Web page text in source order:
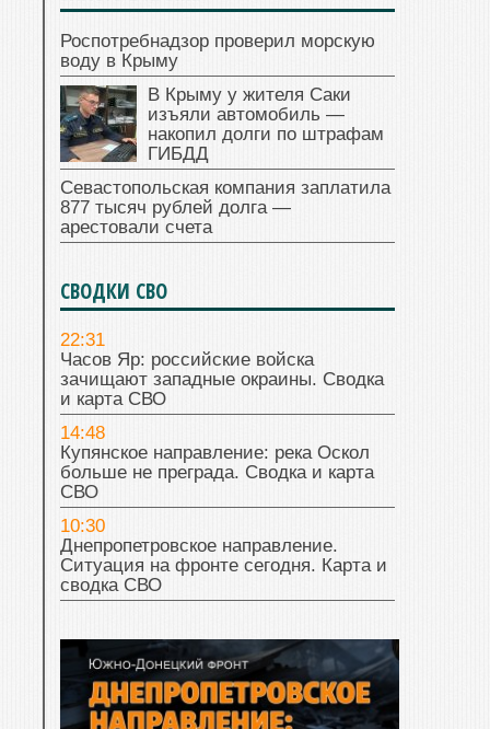
Роспотребнадзор проверил морскую
воду в Крыму
В Крыму у жителя Саки
изъяли автомобиль —
накопил долги по штрафам
ГИБДД
Севастопольская компания заплатила
877 тысяч рублей долга —
арестовали счета
СВОДКИ СВО
22:31
Часов Яр: российские войска
зачищают западные окраины. Сводка
и карта СВО
14:48
Купянское направление: река Оскол
больше не преграда. Сводка и карта
СВО
10:30
Днепропетровское направление.
Ситуация на фронте сегодня. Карта и
сводка СВО